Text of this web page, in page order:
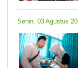
Senin, 03 Agustus